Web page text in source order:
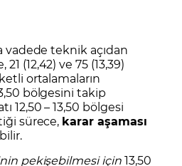
vadede teknik açıdan
(12,42) ve 75 (13,39)
ortalamaların
bölgesini takip
12,50 – 13,50 bölgesi
sürece, karar aşaması
pekişebilmesi için13,50